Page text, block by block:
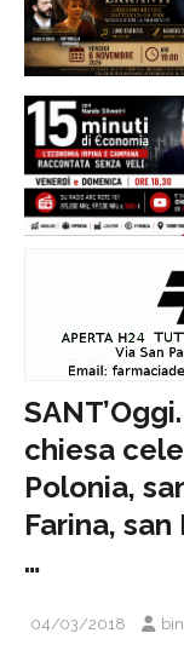
chiesa
Polonia,
Farina,
…
04/03/2018